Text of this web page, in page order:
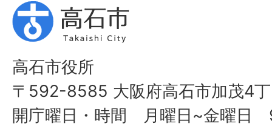
高石市役所
〒592-8585 大阪府高石市加茂4丁
開庁曜日・時間 月曜日~金曜日